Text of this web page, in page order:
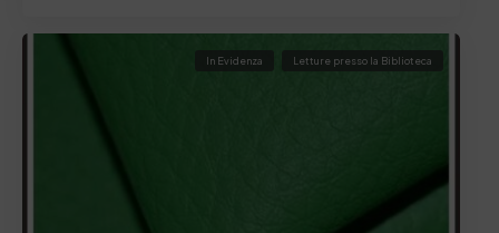
In Evidenza Letture presso la Biblioteca